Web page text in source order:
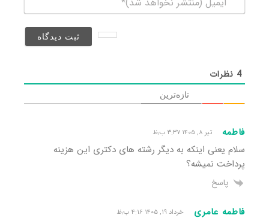
(منتشر
4 نظرات
تازه‌ترین
فاطمه تیر ۸, ۱۴۰۵ ۳:۳۷ ب٫ظ
سلام یعنی اینکه به دیگر رشته های دکتری این هزینه
پرداخت نمیشه؟
پاسخ
فاطمه عامری خرداد ۱۹, ۱۴۰۵ ۴:۱۶ ب٫ظ